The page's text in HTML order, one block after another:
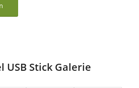
USB Stick Galerie